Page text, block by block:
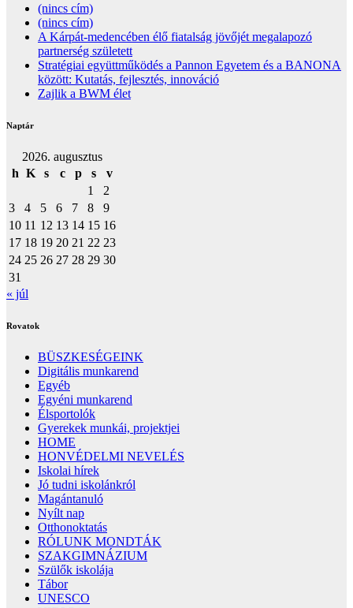
(nincs cím)
(nincs cím)
A Kárpát-medencében élő fiatalság jövőjét megalapozó
partnerség született
Stratégiai együttműködés a Pannon Egyetem és a BANONA
között: Kutatás, fejlesztés, innováció
Zajlik a BWM élet
Naptár
2026. augusztus
h K s c p s
v
1
2
3
4 5 6 7 8
9
10 11 12 13 14 15 16
17 18 19 20 21 22 23
24 25 26 27 28 29 30
31
« júl
Rovatok
BÜSZKESÉGEINK
Digitális munkarend
Egyéb
Egyéni munkarend
Élsportolók
Gyerekek munkái, projektjei
HOME
HONVÉDELMI NEVELÉS
Iskolai hírek
Jó tudni iskolánkról
Magántanuló
Nyílt nap
Otthonoktatás
RÓLUNK MONDTÁK
SZAKGIMNÁZIUM
Szülők iskolája
Tábor
UNESCO